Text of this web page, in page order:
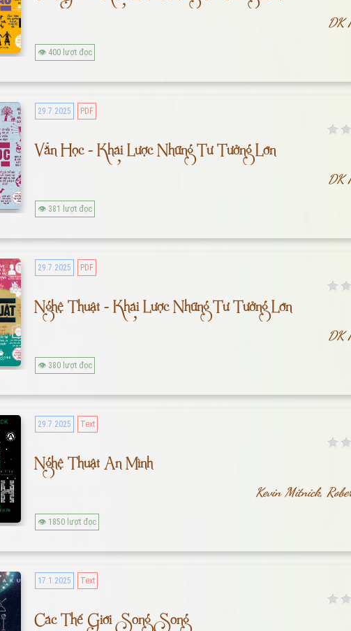
DK
👁 400 lượt đọc
29.7.2025 PDF
Văn Học - Khái Lược Những Tư Tưởng Lớn
DK
👁 381 lượt đọc
29.7.2025 PDF
Nghệ Thuật - Khái Lược Những Tư Tưởng Lớn
DK
👁 380 lượt đọc
29.7.2025 Text
Nghệ Thuật Ẩn Mình
Kevin Mitnick,
👁 1850 lượt đọc
17.1.2025 Text
Các Thế Giới Song Song